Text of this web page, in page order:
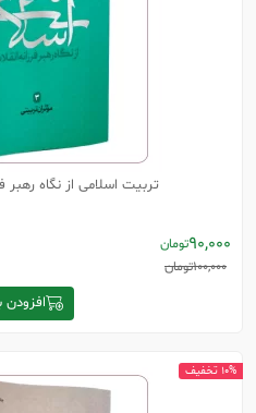
تربیت اسلامی از نگاه رهبر
90,000تومان
100,000تومان
10% تخفیف